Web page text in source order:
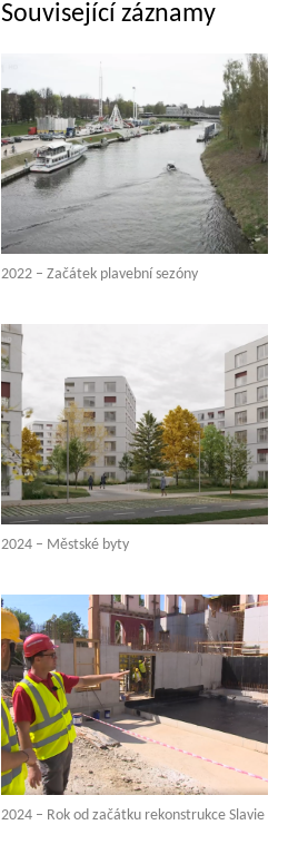
Související záznamy
2022 – Začátek plavební sezóny
2024 – Městské byty
2024 – Rok od začátku rekonstrukce Slavie